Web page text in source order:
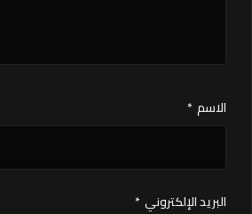
الاسم *
البريد الإلكتروني *